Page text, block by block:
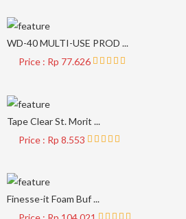
WD-40 MULTI-USE PROD ...
Price : Rp 77.626
Tape Clear St. Morit ...
Price : Rp 8.553
Finesse-it Foam Buf ...